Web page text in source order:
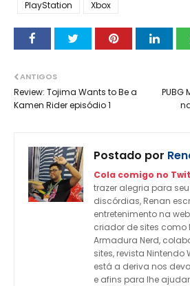
PlayStation Xbox
PUBG
ANTIGOS
Review: Tojima Wants to Be a
Kamen Rider episódio 1
Postado por
Cola comigo no
trazer alegria para
discórdias, Renan
entretenimento na
criador de sites como
Armadura Nerd,
sites, revista Nintendo
está a deriva nos
e afins para lhe